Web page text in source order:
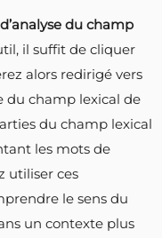
du champ
il suffit de cliquer
alors redirigé vers
du champ lexical de
du champ lexical
les mots de
utiliser ces
le sens du
un contexte plus